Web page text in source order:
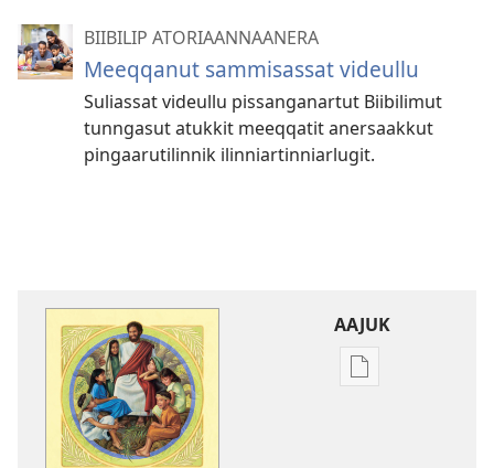
BIIBILIP ATORIAANNAANERA
Meeqqanut sammisassat videullu
Suliassat videullu pissanganartut Biibilimut
tunngasut atukkit meeqqatit anersaakkut
pingaarutilinnik ilinniartinniarlugit.
AAJUK
Atuagassanik